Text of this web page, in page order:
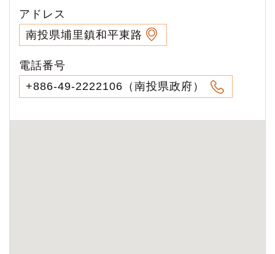
アドレス
南投県埔里鎮和平東路
電話番号
+886-49-2222106（南投県政府）